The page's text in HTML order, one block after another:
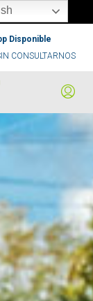
Disponible
CONSULTARNOS